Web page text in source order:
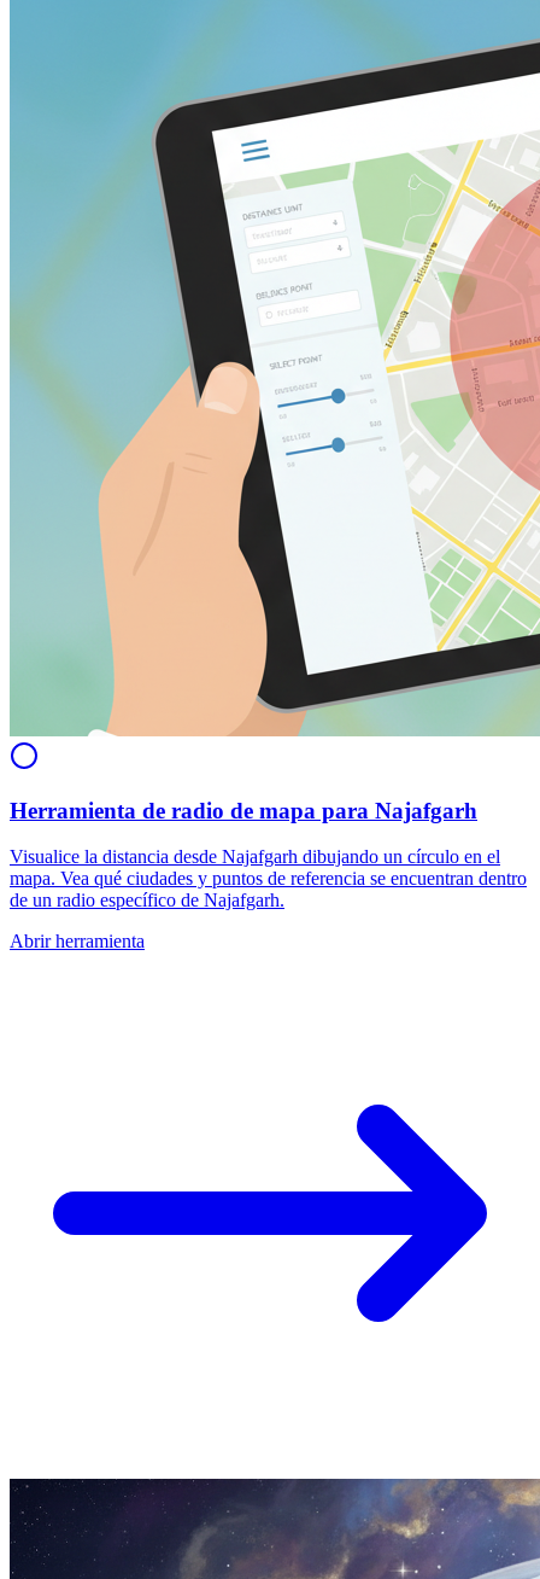
Herramienta de radio de mapa para Najafgarh
Visualice la distancia desde Najafgarh dibujando un círculo en el
mapa. Vea qué ciudades y puntos de referencia se encuentran dentro
de un radio específico de Najafgarh.
Abrir herramienta